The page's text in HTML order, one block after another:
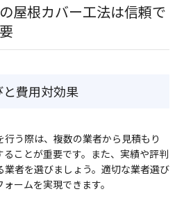
屋根カバー工法は信頼で
費用対効果
う際は、複数の業者から見積もり
ことが重要です。また、実績や評判
者を選びましょう。適切な業者選び
ームを実現できます。